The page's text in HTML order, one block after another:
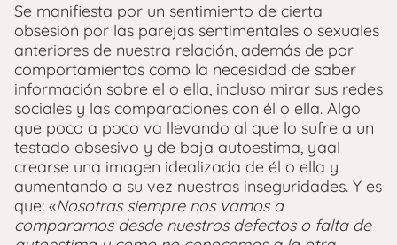
Se manifiesta por un sentimiento de cierta
obsesión por las parejas sentimentales o sexuales
anteriores de nuestra relación, además de por
comportamientos como la necesidad de saber
información sobre el o ella, incluso mirar sus redes
sociales y las comparaciones con él o ella. Algo
que poco a poco va llevando al que lo sufre a un
testado obsesivo y de baja autoestima, yaal
crearse una imagen idealizada de él o ella y
aumentando a su vez nuestras inseguridades. Y es
que: «Nosotras siempre nos vamos a
compararnos desde nuestros defectos o falta de